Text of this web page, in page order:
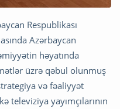
Respublikası
Azərbaycan
həyatında
üzrə qəbul olunmuş
və fəaliyyət
televiziya yayımçılarının